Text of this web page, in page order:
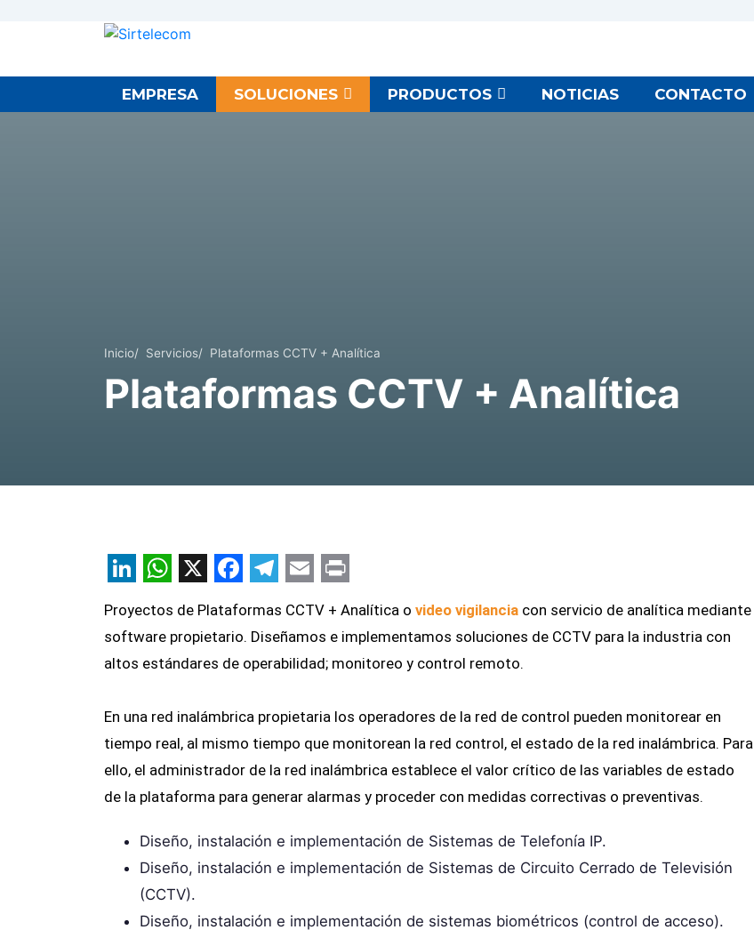
EMPRESA SOLUCIONES PRODUCTOS NOTICIAS CONTACTO
Inicio/ Servicios/ Plataformas CCTV + Analítica
Plataformas CCTV + Analítica
LinkedIn
WhatsApp
X Facebook
Telegram
EmailPrint
Proyectos de Plataformas CCTV + Analítica o video vigilancia con servicio de analítica mediante
software propietario. Diseñamos e implementamos soluciones de CCTV para la industria con
altos estándares de operabilidad; monitoreo y control remoto.
En una red inalámbrica propietaria los operadores de la red de control pueden monitorear en
tiempo real, al mismo tiempo que monitorean la red control, el estado de la red inalámbrica. Para
ello, el administrador de la red inalámbrica establece el valor crítico de las variables de estado
de la plataforma para generar alarmas y proceder con medidas correctivas o preventivas.
Diseño, instalación e implementación de Sistemas de Telefonía IP.
Diseño, instalación e implementación de Sistemas de Circuito Cerrado de Televisión
(CCTV).
Diseño, instalación e implementación de sistemas biométricos (control de acceso).